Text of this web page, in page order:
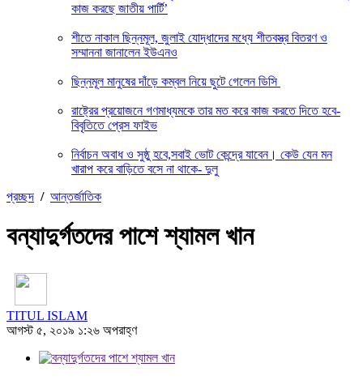
কাজ করছে জাতীয় পার্টি’
শীতে নাকাল ছিন্নমূল, জুলাই যোদ্ধাদের মধ্যে শীতবস্ত্র বিতরণ ও
সম্মাননা জানালেন ইউএনও
ছিন্নমূল মানুষের দাঁড়ে কম্বল নিয়ে ছুটে গেলেন ডিসি
রাষ্ট্রের প্রয়োজনে গণমাধ্যমকে তার মত করে কাজ করতে দিতে হবে-
বিবৃতিতে প্রেস ফাইভ
নির্বাচন অবাধ ও সুষ্ঠু হবে,সবাই ভোট কেন্দ্রে যাবেন। কেউ যেন মন
খারাপ করে বাড়িতে বসে না থাকে- দুলু
প্রচ্ছদ / আন্তর্জাতিক
বন্যাদুর্গতদের পাশে শ্যামল খান
TITUL ISLAM
আগস্ট ৫, ২০১৯ ১:২৬ অপরাহ্ণ